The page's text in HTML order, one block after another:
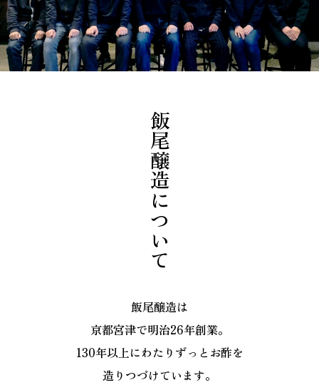
飯尾醸造について
飯尾醸造は
京都宮津で明治26年創業。
130年以上にわたりずっとお酢を
造りつづけています。